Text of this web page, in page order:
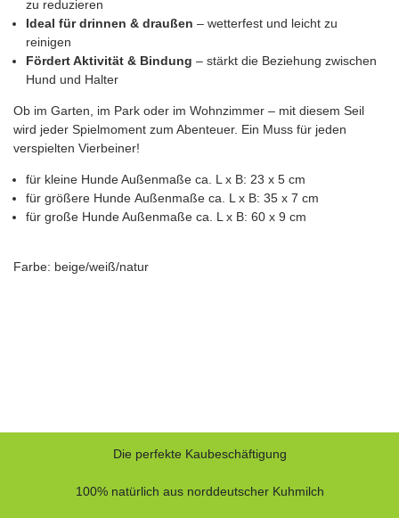
zu reduzieren
Ideal für drinnen & draußen – wetterfest und leicht zu
reinigen
Fördert Aktivität & Bindung – stärkt die Beziehung zwischen
Hund und Halter
Ob im Garten, im Park oder im Wohnzimmer – mit diesem Seil
wird jeder Spielmoment zum Abenteuer. Ein Muss für jeden
verspielten Vierbeiner!
für kleine Hunde Außenmaße ca. L x B: 23 x 5 cm
für größere Hunde Außenmaße ca. L x B: 35 x 7 cm
für große Hunde Außenmaße ca. L x B: 60 x 9 cm
Farbe: beige/weiß/natur
Die perfekte Kaubeschäftigung
100% natürlich aus norddeutscher Kuhmilch